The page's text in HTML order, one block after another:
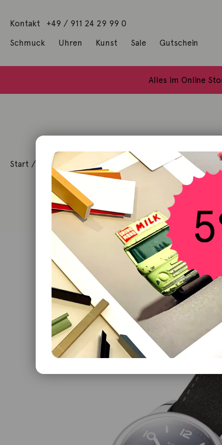
Kontakt +49 / 911 24 29 99 0
Schmuck Uhren Kunst Sale Gutschein
Alles im Online
Start / Uhren Handaufzug / 713 Club Campus